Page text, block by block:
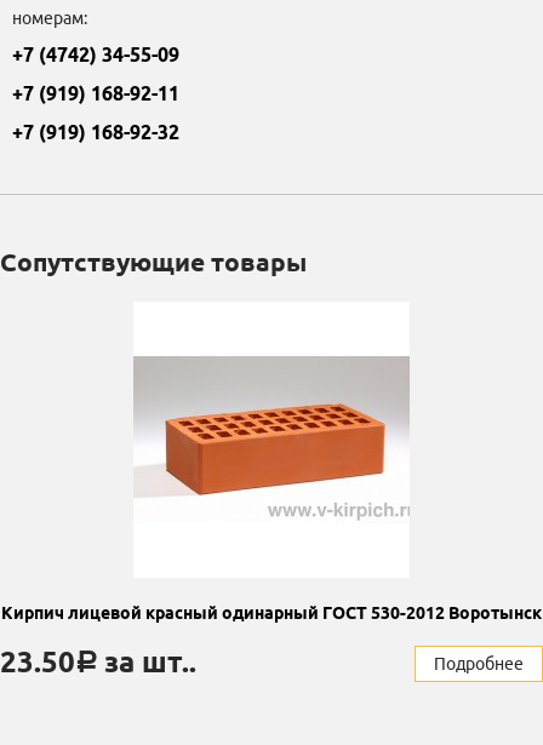
номерам:
+7 (4742) 34-55-09
+7 (919) 168-92-11
+7 (919) 168-92-32
Сопутствующие товары
Кирпич лицевой красный одинарный ГОСТ 530-2012 Воротынск
23.50a за шт.. Подробнее